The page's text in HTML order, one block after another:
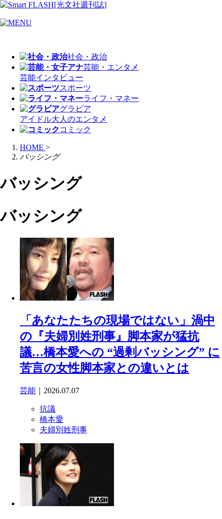
社会・政治
芸能・エンタメ
芸能インタビュー
スポーツ
ライフ・マネー
グラビア
アイドル大人のエンタメ
コミック
HOME >
バッシング
バッシング
バッシング
「あなたたちの現場ではない」渦中
の『夫婦別姓刑事』脚本家が猛抗
議…橋本愛への “過剰バッシング” に
苦言の女性脚本家との違いとは
芸能 ｜2026.07.07
抗議
橋本愛
夫婦別姓刑事